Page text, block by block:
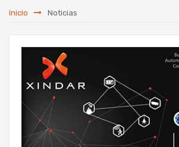
Inicio Noticias